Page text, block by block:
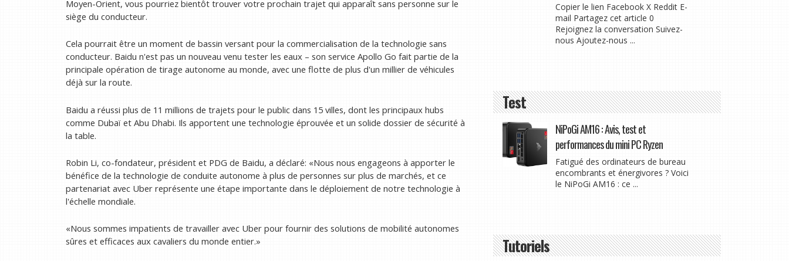
Moyen-Orient, vous pourriez bientôt trouver votre prochain trajet qui apparaît sans personne sur le
siège du conducteur.
Cela pourrait être un moment de bassin versant pour la commercialisation de la technologie sans
conducteur. Baidu n'est pas un nouveau venu tester les eaux – son service Apollo Go fait partie de la
principale opération de tirage autonome au monde, avec une flotte de plus d'un millier de véhicules
déjà sur la route.
Baidu a réussi plus de 11 millions de trajets pour le public dans 15 villes, dont les principaux hubs
comme Dubaï et Abu Dhabi. Ils apportent une technologie éprouvée et un solide dossier de sécurité à
la table.
Robin Li, co-fondateur, président et PDG de Baidu, a déclaré: «Nous nous engageons à apporter le
bénéfice de la technologie de conduite autonome à plus de personnes sur plus de marchés, et ce
partenariat avec Uber représente une étape importante dans le déploiement de notre technologie à
l'échelle mondiale.
«Nous sommes impatients de travailler avec Uber pour fournir des solutions de mobilité autonomes
sûres et efficaces aux cavaliers du monde entier.»
Copier le lien Facebook X Reddit E-
mail Partagez cet article 0
Rejoignez la conversation Suivez-
nous Ajoutez-nous ...
Test
NiPoGi AM16 : Avis, test et
performances du mini PC Ryzen
Fatigué des ordinateurs de bureau
encombrants et énergivores ? Voici
le NiPoGi AM16 : ce ...
Tutoriels